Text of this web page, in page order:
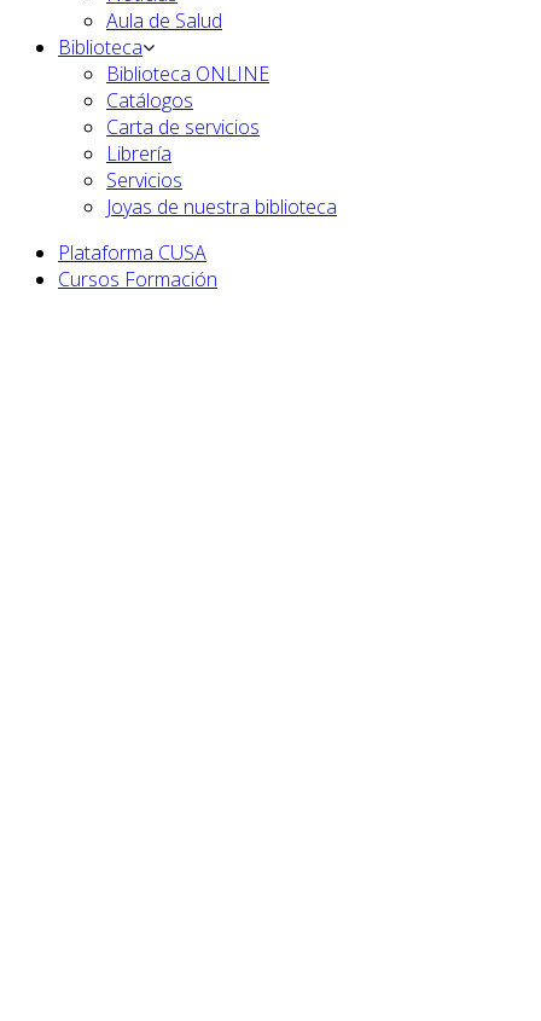
Aula de Salud
Biblioteca
Biblioteca ONLINE
Catálogos
Carta de servicios
Librería
Servicios
Joyas de nuestra biblioteca
Plataforma CUSA
Cursos Formación